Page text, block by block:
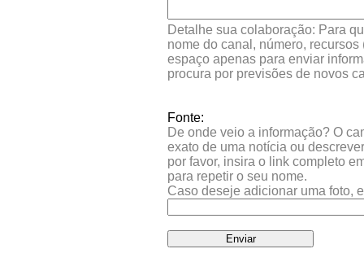
Detalhe sua colaboração: Para
nome do canal, número,
espaço apenas para enviar
procura por previsões de novos
Fonte:
De onde veio a informação? O
exato de uma notícia ou
por favor, insira o link completo
para repetir o seu nome.
Caso deseje adicionar uma foto,